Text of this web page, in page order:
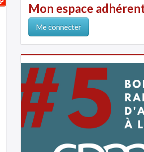
Mon espace
Me connecter